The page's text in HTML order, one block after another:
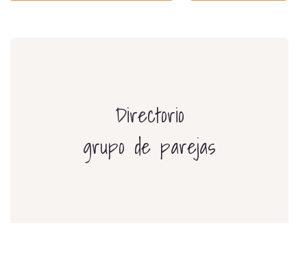
Directorio
grupo de parejas